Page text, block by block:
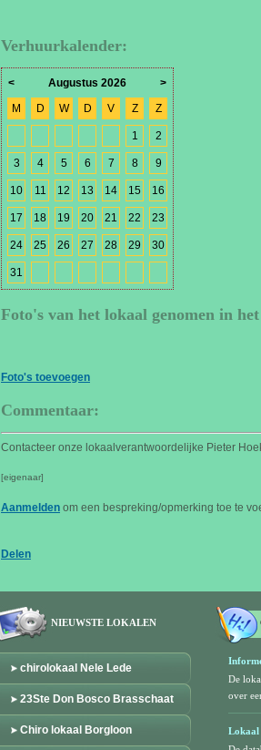
Verhuurkalender:
< Augustus 2026
>
M
D W D V Z Z
1 2
3 4 5 6 7 8 9
10 11 12 13 14 15 16
17 18 19 20 21 22 23
24 25 26 27 28 29 30
31
Foto's van het lokaal genomen in
Foto's toevoegen
Commentaar:
Contacteer onze lokaalverantwoordelijke Pieter
[eigenaar]
Aanmelden om een bespreking/opmerking toe te
Delen
NIEUWSTE LOKALEN
chirolokaal Nele Lede
23Ste Don Bosco Brasschaat
Chiro lokaal Borgloon
De
over
Lokaal